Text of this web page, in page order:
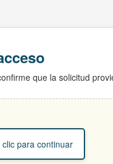
que la solicitud
clic para continuar